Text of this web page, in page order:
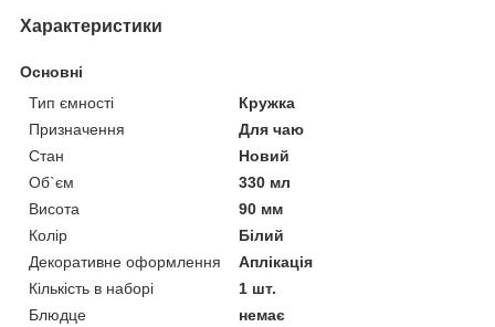
Характеристики
Основні
Тип ємності
Кружка
Призначення
Для чаю
Стан
Новий
Об`єм
330 мл
Висота
90 мм
Колір
Білий
Декоративне оформлення
Аплікація
Кількість в наборі
1 шт.
Блюдце
немає